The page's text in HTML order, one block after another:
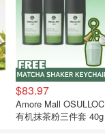
$83.97
Amore Mall OSULLOC
有机抹茶粉三件套 40g